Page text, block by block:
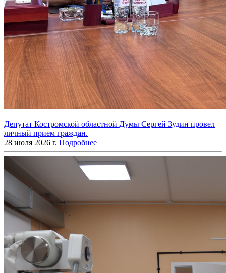
Депутат Костромской областной Думы Сергей Зудин провел
личный прием граждан.
28 июля 2026 г. Подробнее